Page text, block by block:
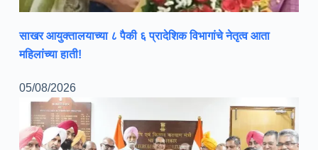
साखर आयुक्तालयाच्या ८ पैकी ६ प्रादेशिक विभागांचे नेतृत्व आता
महिलांच्या हाती!
05/08/2026